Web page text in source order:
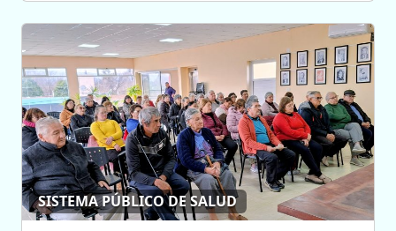
SISTEMA PÚBLICO DE SALUD